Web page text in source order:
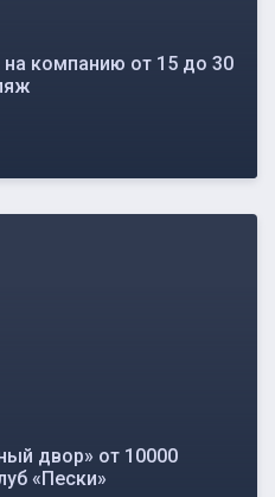
компанию от 15 до 30
двор» от 10000
«Пески»